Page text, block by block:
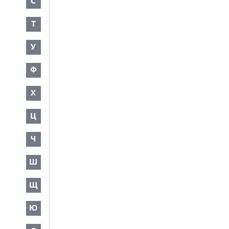
Т
У
Ф
Х
Ц
Ч
Ш
Щ
Ю